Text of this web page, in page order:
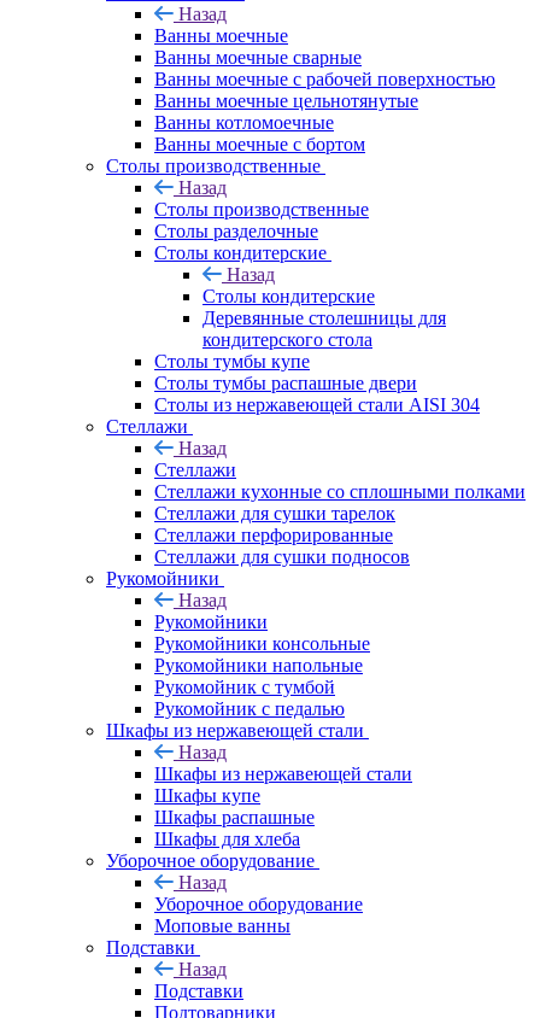
Назад
Ванны моечные
Ванны моечные сварные
Ванны моечные с рабочей поверхностью
Ванны моечные цельнотянутые
Ванны котломоечные
Ванны моечные с бортом
Столы производственные
Назад
Столы производственные
Столы разделочные
Столы кондитерские
Назад
Столы кондитерские
Деревянные столешницы для
кондитерского стола
Столы тумбы купе
Столы тумбы распашные двери
Столы из нержавеющей стали AISI 304
Стеллажи
Назад
Стеллажи
Стеллажи кухонные со сплошными полками
Стеллажи для сушки тарелок
Стеллажи перфорированные
Стеллажи для сушки подносов
Рукомойники
Назад
Рукомойники
Рукомойники консольные
Рукомойники напольные
Рукомойник с тумбой
Рукомойник с педалью
Шкафы из нержавеющей стали
Назад
Шкафы из нержавеющей стали
Шкафы купе
Шкафы распашные
Шкафы для хлеба
Уборочное оборудование
Назад
Уборочное оборудование
Моповые ванны
Подставки
Назад
Подставки
Подтоварники